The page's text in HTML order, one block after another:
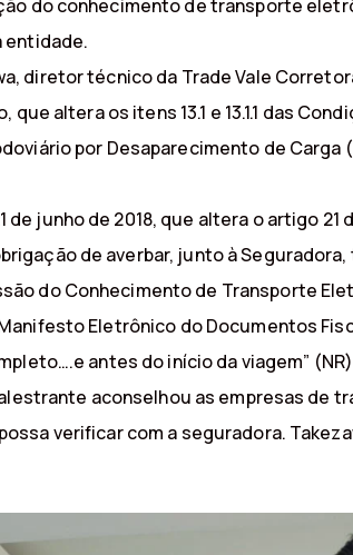
do conhecimento de transporte
entidade.
diretor técnico da Trade Vale
que altera os itens 13.1 e 13.1.1 das
por Desaparecimento de Carga
de junho de 2018, que altera o artigo 21
de averbar, junto à
do Conhecimento de Transporte
Eletrônico do Documentos
antes do início da viagem”
aconselhou as empresas de
verificar com a seguradora.